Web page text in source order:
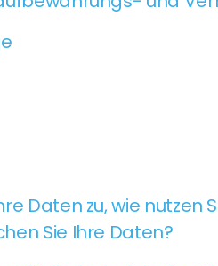
Daten zu, wie
Sie Ihre Daten?